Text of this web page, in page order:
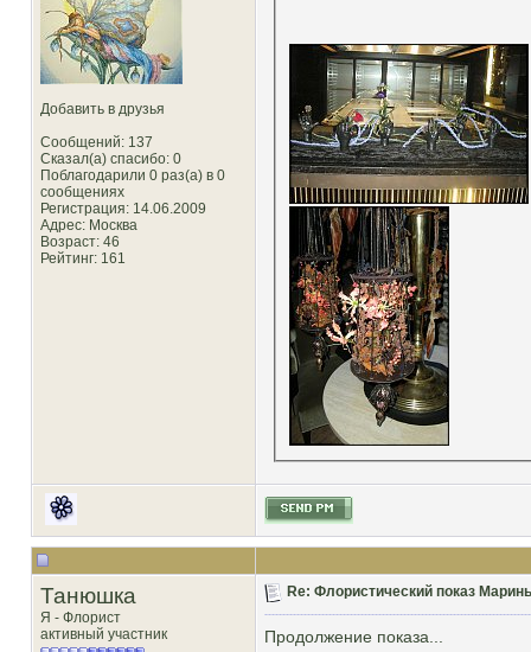
Добавить в друзья
Сообщений: 137
Сказал(а) спасибо: 0
Поблагодарили 0 раз(а) в 0
сообщениях
Регистрация: 14.06.2009
Адрес: Москва
Возраст: 46
Рейтинг: 161
Танюшка
Я - Флорист
активный участник
Re: Флористический показ
Продолжение показа...